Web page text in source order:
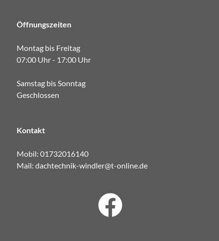
Öffnungszeiten
Montag bis Freitag
07:00 Uhr - 17:00 Uhr
Samstag bis Sonntag
Geschlossen
Kontakt
Mobil: 01732016140
Mail: dachtechnik-windler@t-online.de